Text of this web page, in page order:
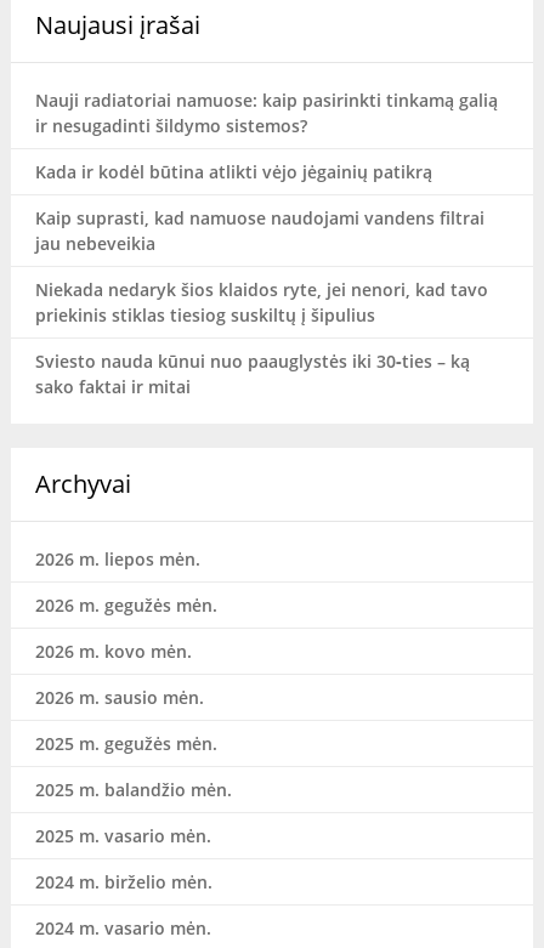
Naujausi įrašai
Nauji radiatoriai namuose: kaip pasirinkti tinkamą galią
ir nesugadinti šildymo sistemos?
Kada ir kodėl būtina atlikti vėjo jėgainių patikrą
Kaip suprasti, kad namuose naudojami vandens filtrai
jau nebeveikia
Niekada nedaryk šios klaidos ryte, jei nenori, kad tavo
priekinis stiklas tiesiog suskiltų į šipulius
Sviesto nauda kūnui nuo paauglystės iki 30‑ties – ką
sako faktai ir mitai
Archyvai
2026 m. liepos mėn.
2026 m. gegužės mėn.
2026 m. kovo mėn.
2026 m. sausio mėn.
2025 m. gegužės mėn.
2025 m. balandžio mėn.
2025 m. vasario mėn.
2024 m. birželio mėn.
2024 m. vasario mėn.